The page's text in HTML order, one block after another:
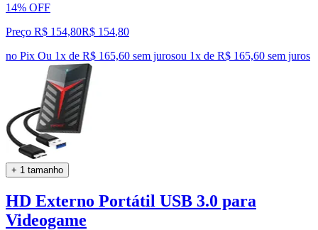
14% OFF
Preço R$ 154,80R$ 154,80
no Pix Ou 1x de R$ 165,60 sem jurosou 1x de R$ 165,60 sem juros
+ 1 tamanho
HD Externo Portátil USB 3.0 para
Videogame